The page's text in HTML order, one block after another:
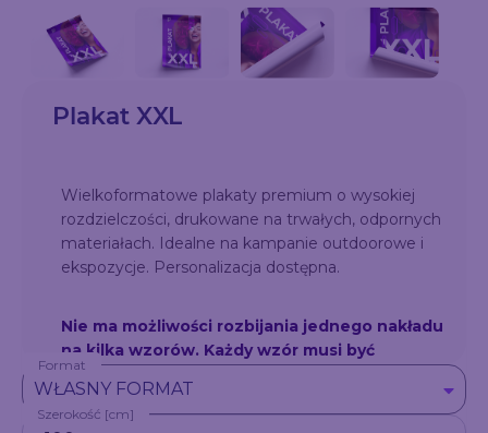
Plakat XXL
Wielkoformatowe plakaty premium o wysokiej
rozdzielczości, drukowane na trwałych, odpornych
materiałach. Idealne na kampanie outdoorowe i
ekspozycje. Personalizacja dostępna.
Nie ma możliwości rozbijania jednego nakładu
na kilka wzorów. Każdy wzór musi być
zrealizowany jako osobne zamówienie –
niezależnie od ilości sztuk.
Przykład: Jeśli chcesz zamówić łącznie 100
Format
WŁASNY FORMAT
Szerokość [cm]